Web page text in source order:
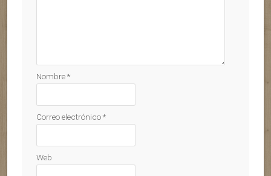
Nombre*
Correo electrónico*
Web